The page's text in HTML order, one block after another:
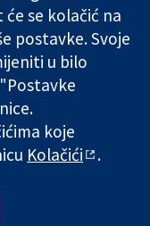
Library
1045921) and a
registered in
718 2127 49.
se kolačić na
postavke. Svoje
u bilo
koje
Kolačići .